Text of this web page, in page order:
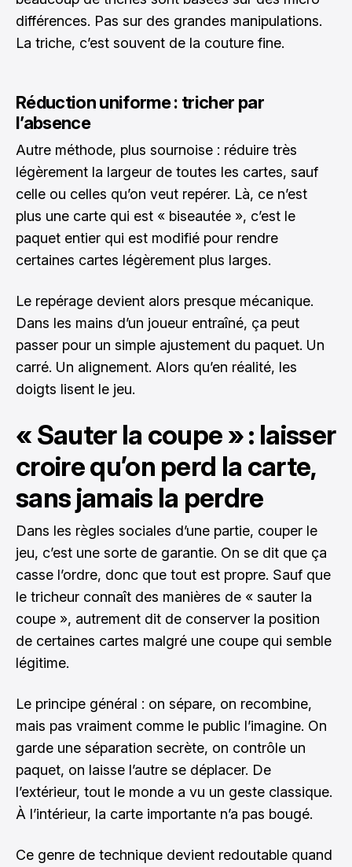
différences. Pas sur des grandes manipulations.
La triche, c’est souvent de la couture fine.
Réduction uniforme : tricher par
l’absence
Autre méthode, plus sournoise : réduire très
légèrement la largeur de toutes les cartes, sauf
celle ou celles qu’on veut repérer. Là, ce n’est
plus une carte qui est « biseautée », c’est le
paquet entier qui est modifié pour rendre
certaines cartes légèrement plus larges.
Le repérage devient alors presque mécanique.
Dans les mains d’un joueur entraîné, ça peut
passer pour un simple ajustement du paquet. Un
carré. Un alignement. Alors qu’en réalité, les
doigts lisent le jeu.
« Sauter la coupe » : laisser
croire qu’on perd la carte,
sans jamais la perdre
Dans les règles sociales d’une partie, couper le
jeu, c’est une sorte de garantie. On se dit que ça
casse l’ordre, donc que tout est propre. Sauf que
le tricheur connaît des manières de « sauter la
coupe », autrement dit de conserver la position
de certaines cartes malgré une coupe qui semble
légitime.
Le principe général : on sépare, on recombine,
mais pas vraiment comme le public l’imagine. On
garde une séparation secrète, on contrôle un
paquet, on laisse l’autre se déplacer. De
l’extérieur, tout le monde a vu un geste classique.
À l’intérieur, la carte importante n’a pas bougé.
Ce genre de technique devient redoutable quand